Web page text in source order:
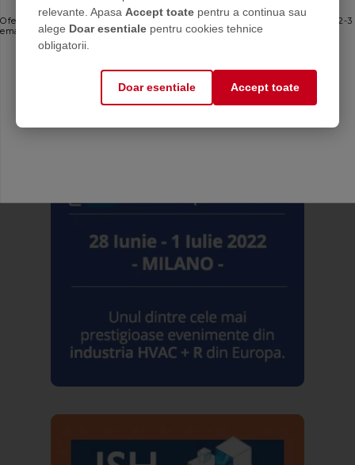
relevante. Apasa Accept toate pentru a continua sau
alege Doar esentiale pentru cookies tehnice
obligatorii.
Doar esentiale Accept toate
Oferte personalizate și sfaturi de întreținere direct de la producător. Maximum 2-3
emailuri pe lună — fără spam.
Mă abonez